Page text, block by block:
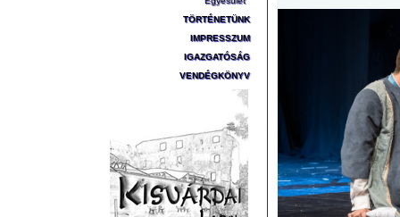
TÖRTÉNETÜNK
IMPRESSZUM
IGAZGATÓSÁG
VENDÉGKÖNYV